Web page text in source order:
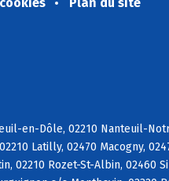
en-Dôle, 02210 Nanteuil-
Latilly, 02470 Macogny,
02210 Rozet-St-Albin, 02460